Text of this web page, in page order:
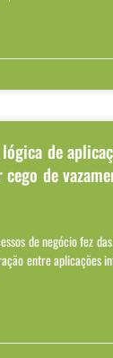
de
de
de negócio fez
entre aplicações